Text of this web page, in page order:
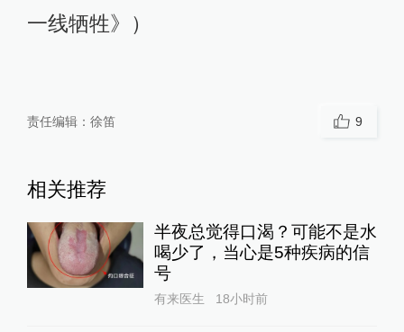
一线牺牲》）
责任编辑： 徐笛 9
相关推荐
半夜总觉得口渴？可能不是水
喝少了，当心是5种疾病的信
号
有来医生 18小时前